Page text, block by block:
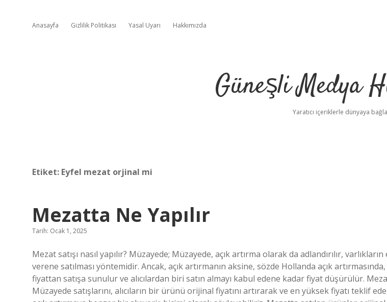
Anasayfa Gizlilik Politikası Yasal Uyarı Hakkımızda
Güneşli Medya
Yaratıcı içeriklerle dünyaya
Etiket: Eyfel mezat orjinal mi
Mezatta Ne Yapılır
Tarih: Ocak 1, 2025
Mezat satışı nasıl yapılır? Müzayede; Müzayede, açık artırma olarak da adlandırılır,
verene satılması yöntemidir. Ancak, açık artırmanın aksine, sözde Hollanda açık
fiyattan satışa sunulur ve alıcılardan biri satın almayı kabul edene kadar fiyat düşürülür.
Müzayede satışlarını, alıcıların bir ürünü orijinal fiyatını artırarak ve en yüksek fiyatı teklif